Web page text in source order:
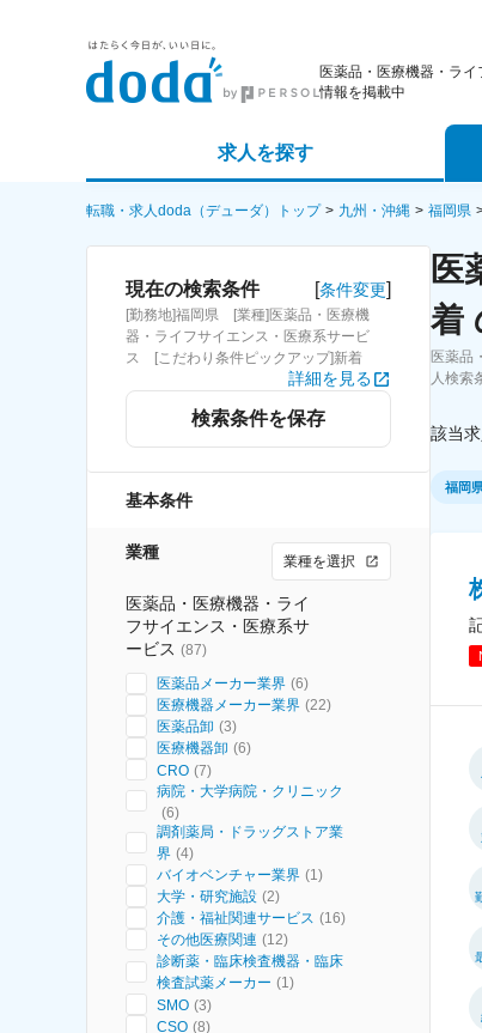
医薬品・医療機器・ラ
情報を掲載中
求人を探す
詳細条件から探す
求人特集から探す
転職・求人doda（デューダ）トップ 九州・沖縄 福岡県
現在の検索条件 [条件変更]
[勤務地]福岡県 [業種]医薬品・医療機
器・ライフサイエンス・医療系サービ
ス [こだわり条件ピックアップ]新着
詳細を見る
検索条件を保存
基本条件
業種 業種を選択
医薬品・医療機器・ライ
フサイエンス・医療系サ
ービス (87)
医薬品メーカー業界 (6)
医療機器メーカー業界 (22)
医薬品卸 (3)
医療機器卸 (6)
CRO (7)
病院・大学病院・クリニック
(6)
調剤薬局・ドラッグストア業
界 (4)
バイオベンチャー業界 (1)
大学・研究施設 (2)
介護・福祉関連サービス (16)
その他医療関連 (12)
診断薬・臨床検査機器・臨床
検査試薬メーカー (1)
SMO (3)
CSO (8)
医
着
医薬品
人検索
該当
福岡